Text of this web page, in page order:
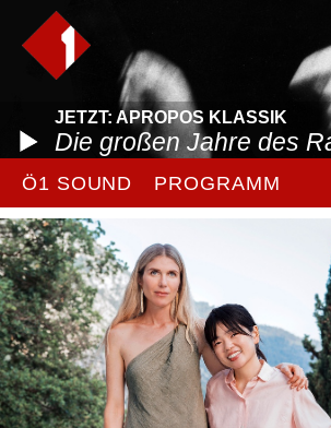
JETZT: APROPOS KLASSIK
Die großen Jahre des
Ö1 SOUND PROGRAMM